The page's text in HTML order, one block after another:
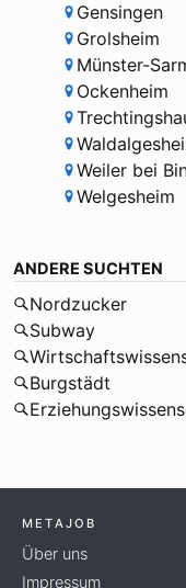
Gensingen
Grolsheim
Münster-
Ockenheim
Weiler bei
Welgesheim
ANDERE SUCHTEN
Nordzucker
Subway
Burgstädt
METAJOB
Über uns
Impressum